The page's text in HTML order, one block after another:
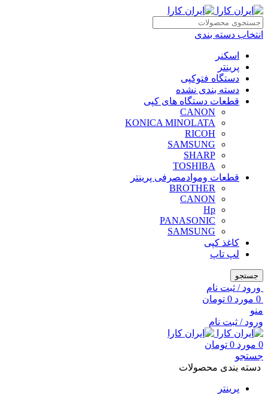
انتخاب دسته بندی
اسکنر
پرینتر
دستگاه فتوکپی
دسته بندی نشده
قطعات دستگاه های کپی
CANON
KONICA MINOLATA
RICOH
SAMSUNG
SHARP
TOSHIBA
قطعات وموادمصرفی پرینتر
BROTHER
CANON
Hp
PANASONIC
SAMSUNG
کاغذ کپی
لپ تاپ
جستجو
ورود / ثبت نام
0 مورد 0 تومان
منو
ورود / ثبت نام
0 مورد 0 تومان
جستجو
دسته بندی محصولات
پرینتر